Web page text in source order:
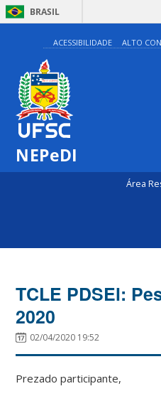
BRASIL
ACESSIBILIDADE ALTO
NEPeDI
Área
TCLE PDSEl:
2020
02/04/2020 19:52
Prezado participante,